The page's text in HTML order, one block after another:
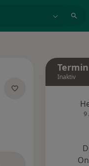
Inaktiv
9